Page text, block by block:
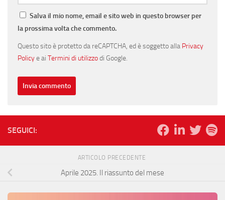
Salva il mio nome, email e sito web in questo browser per
la prossima volta che commento.
Questo sito è protetto da reCAPTCHA, ed è soggetto alla Privacy
Policye ai Termini di utilizzodi Google.
SEGUICI:
ARTICOLO PRECEDENTE
Aprile 2025. Il riassunto del mese